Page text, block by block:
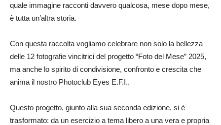
quale immagine racconti davvero qualcosa, mese dopo mese,
è tutta un’altra storia.
Con questa raccolta vogliamo celebrare non solo la bellezza
delle 12 fotografie vincitrici del progetto “Foto del Mese” 2025,
ma anche lo spirito di condivisione, confronto e crescita che
anima il nostro Photoclub Eyes E.F.I..
Questo progetto, giunto alla sua seconda edizione, si è
trasformato: da un esercizio a tema libero a una vera e propria